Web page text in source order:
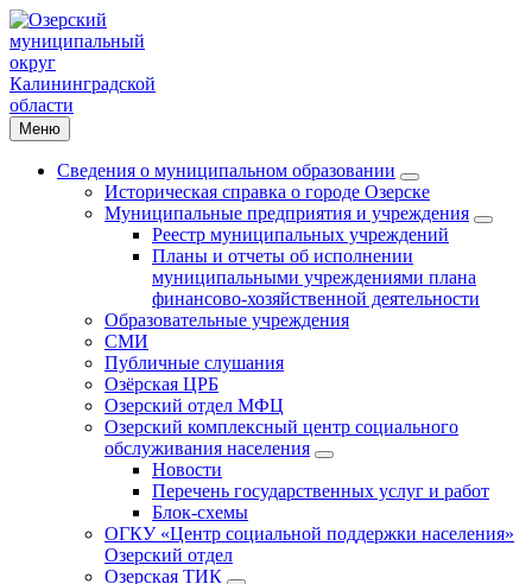
Меню
Сведения о муниципальном образовании
Историческая справка о городе Озерске
Муниципальные предприятия и учреждения
Реестр муниципальных учреждений
Планы и отчеты об исполнении
муниципальными учреждениями плана
финансово-хозяйственной деятельности
Образовательные учреждения
СМИ
Публичные слушания
Озёрская ЦРБ
Озерский отдел МФЦ
Озерский комплексный центр социального
обслуживания населения
Новости
Перечень государственных услуг и работ
Блок-схемы
ОГКУ «Центр социальной поддержки населения»
Озерский отдел
Озерская ТИК